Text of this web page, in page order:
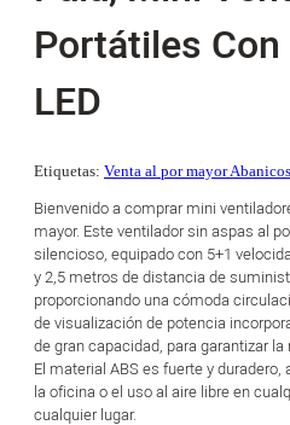
Portátiles
LED
Etiquetas: Venta al por mayor
Bienvenido a comprar mini
mayor. Este ventilador sin aspas al
silencioso, equipado con 5+1
y 2,5 metros de distancia de
proporcionando una cómoda
de visualización de potencia
de gran capacidad, para garantizar
El material ABS es fuerte y duradero,
la oficina o el uso al aire libre en
cualquier lugar.